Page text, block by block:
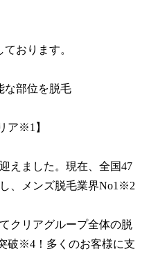
おります。
な部位を脱毛
ア※1】
えました。現在、全国47
、メンズ脱毛業界No1※2
クリアグループ全体の脱
破※4！多くのお客様に支